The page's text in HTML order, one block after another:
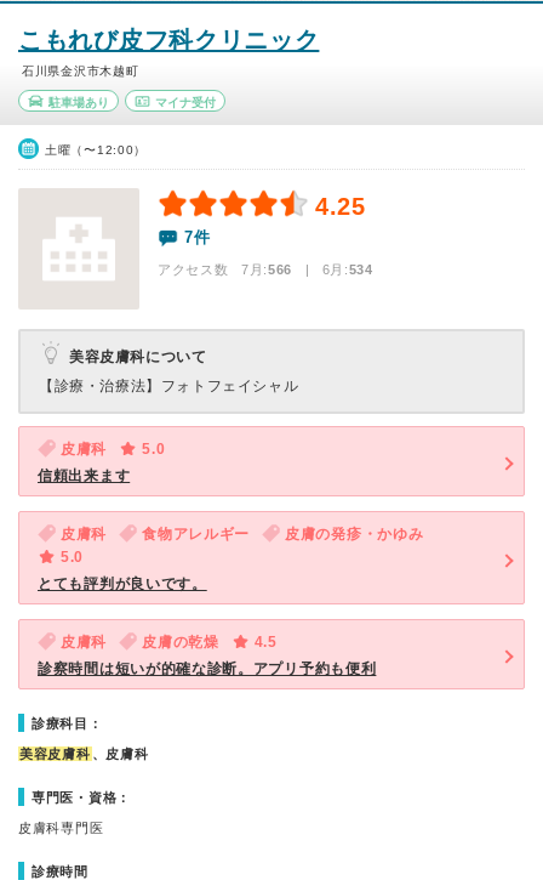
こもれび皮フ科クリニック
石川県金沢市木越町
駐車場あり マイナ受付
土曜（〜12:00）
4.25
7件
アクセス数 7月:566 | 6月:534
美容皮膚科について
【診療・治療法】 フォトフェイシャル
皮膚科
5.0
信頼出来ます
皮膚科 食物アレルギー
皮膚の発疹・かゆみ
5.0
とても評判が良いです。
皮膚科 皮膚の乾燥
4.5
診察時間は短いが的確な診断。アプリ予約も便利
診療科目：
美容皮膚科 、皮膚科
専門医・資格：
皮膚科専門医
診療時間